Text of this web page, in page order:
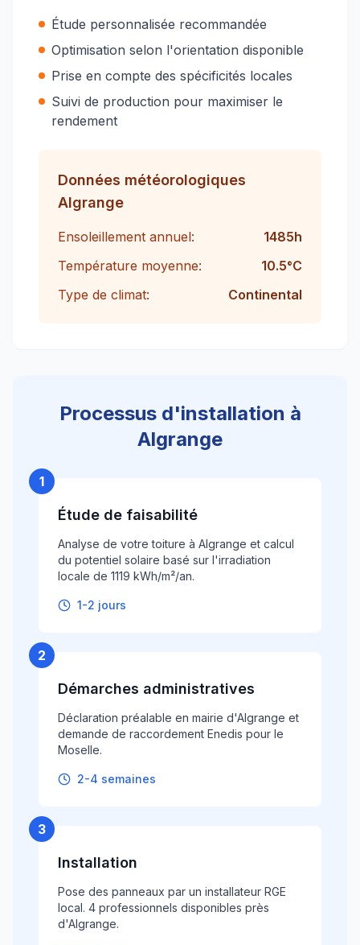
Étude personnalisée recommandée
Optimisation selon l'orientation disponible
Prise en compte des spécificités locales
Suivi de production pour maximiser le
rendement
Données météorologiques
Algrange
Ensoleillement annuel: 1485h
Température moyenne:
10.5°C
Type de climat:
Continental
Processus d'installation à
Algrange
1
Étude de faisabilité
Analyse de votre toiture à Algrange et calcul
du potentiel solaire basé sur l'irradiation
locale de 1119 kWh/m²/an.
1-2 jours
2
Démarches administratives
Déclaration préalable en mairie d'Algrange et
demande de raccordement Enedis pour le
Moselle.
2-4 semaines
3
Installation
Pose des panneaux par un installateur RGE
local. 4 professionnels disponibles près
d'Algrange.